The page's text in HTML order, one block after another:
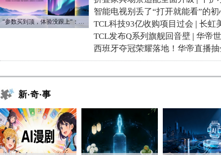
“参数买到顶，体验没跟上“：长虹追光Q70S给高端电视打了个样
智能电视别丢了“打开就能看”的初
TCL科技93亿收购项目过会 | 长虹
TCL发布Q系列旗舰回音壁 | 华帝
西班牙夺冠荣耀落地！华帝直播
新·奇·事